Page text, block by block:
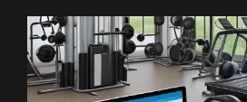
Фитнес-клубы
Фитнес-студии
Йога-студии
СКУД
Учет
абонементов
Запись клиентов